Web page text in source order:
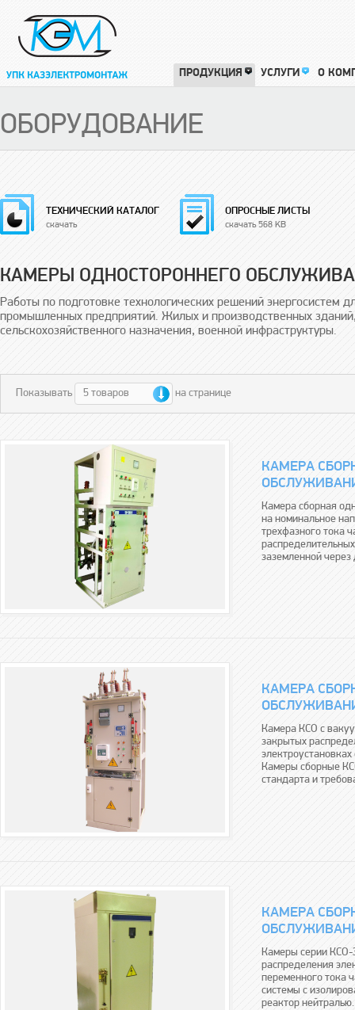
ПРОДУКЦИЯ УСЛУГИ О
ОБОРУДОВАНИЕ
ТЕХНИЧЕСКИЙ КАТАЛОГ
скачать
ОПРОСНЫЕ ЛИСТЫ
скачать 568 KB
КАМЕРЫ ОДНОСТОРОННЕГО
Работы по подготовке технологических решений
промышленных предприятий. Жилых и производственных
сельскохозяйственного назначения, военной инфраструктуры.
Показывать 5 товаров на странице
КАМЕРА
Камера сборная
на номинальное
трехфазного тока
заземленной
КАМЕРА
Камера КСО с
закрытых
Камеры сборные
стандарта и
КАМЕРА
Камеры серии
распределения
переменного тока
системы с
реактор нейтралью.